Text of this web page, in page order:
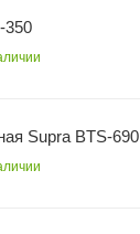
350
Supra BTS-690